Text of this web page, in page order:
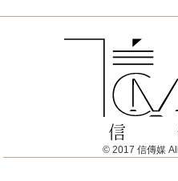
© 2017 信傳媒